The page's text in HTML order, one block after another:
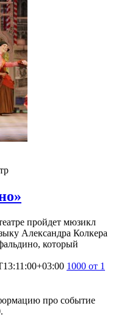
пройдет мюзикл
Александра Колкера
который
1000 от 1
про событие